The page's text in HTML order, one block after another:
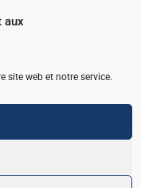
aux
site web et notre service.